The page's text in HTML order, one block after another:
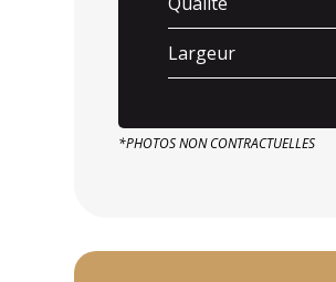
Largeur
*PHOTOS NON CONTRACTUELLES